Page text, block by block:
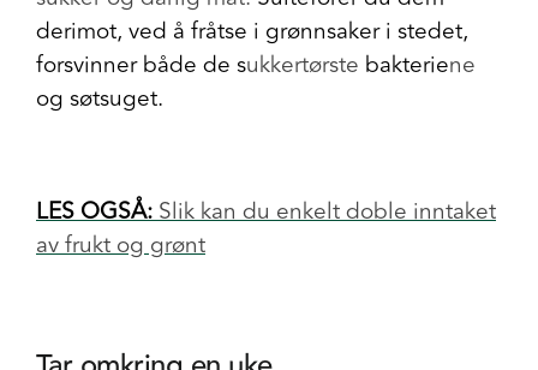
derimot, ved å fråtse i grønnsaker i stedet,
forsvinner både de sukkertørste bakteriene
og søtsuget.
LES OGSÅ:Slik kan du enkelt doble inntaket
av frukt og grønt